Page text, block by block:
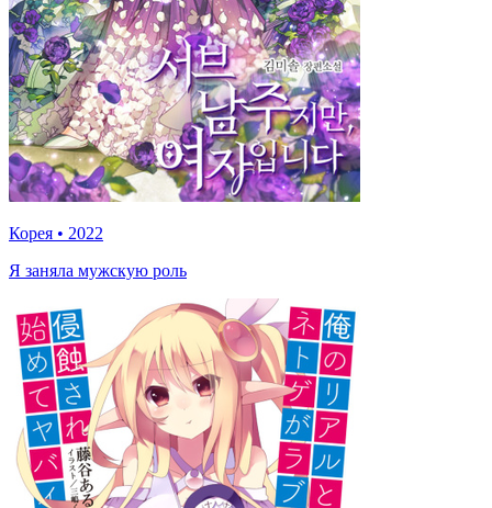
Корея • 2022
Я заняла мужскую роль